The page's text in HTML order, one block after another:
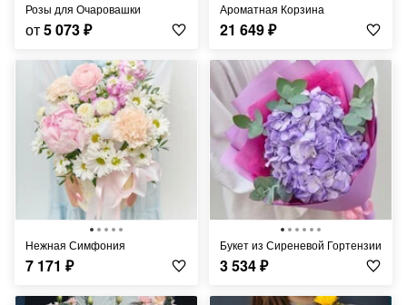
Розы для Очаровашки
от5 073₽
Ароматная Корзина
21 649₽
Нежная Симфония
7 171 ₽
Букет из Сиреневой Гортензии
3 534₽